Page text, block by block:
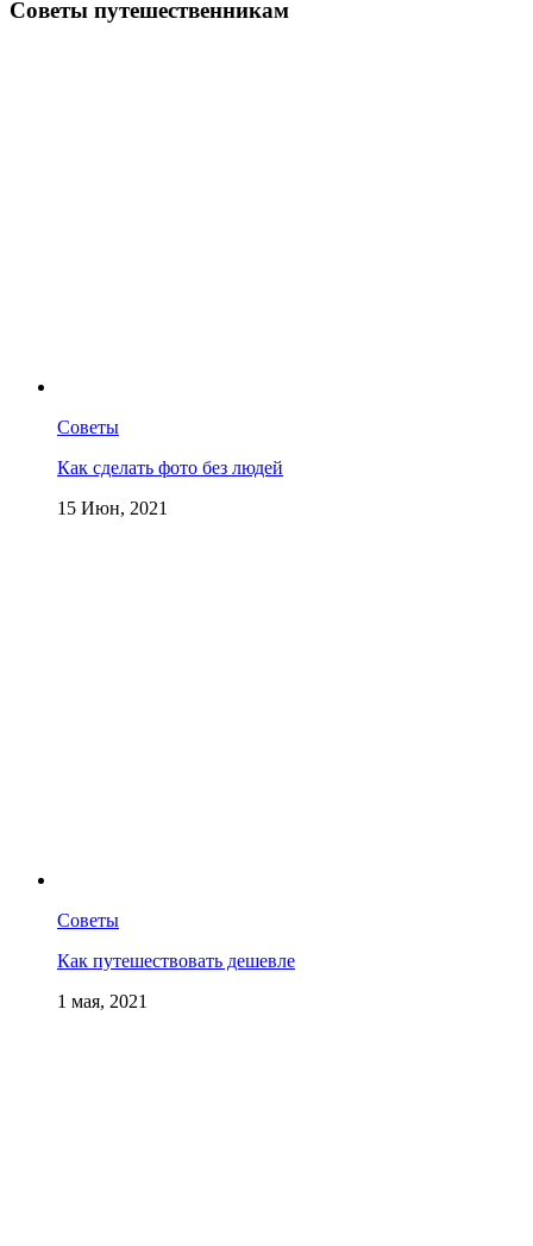
Советы путешественникам
Советы
Как сделать фото без людей
15 Июн, 2021
Советы
Как путешествовать дешевле
1 мая, 2021